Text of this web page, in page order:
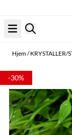
Hjem/KRYSTALLER/
-30%